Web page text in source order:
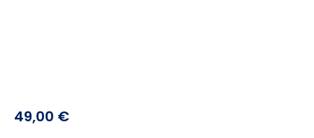
49,00 €